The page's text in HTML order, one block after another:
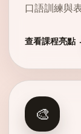
口語訓練與
查看課程亮點
🎨